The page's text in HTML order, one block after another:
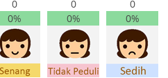
0
0%
0
0%
0
0%